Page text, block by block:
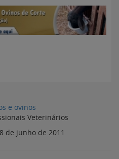
e ovinos
Veterinários
8 de junho de 2011